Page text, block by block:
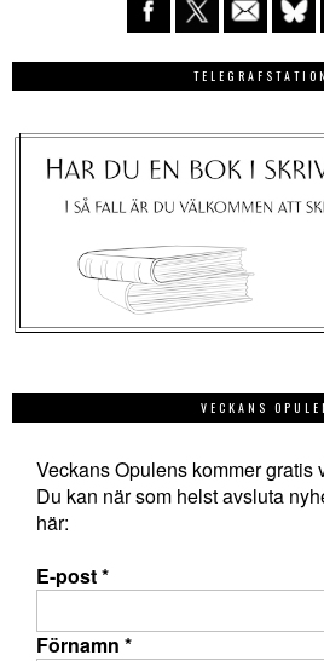
VECKANS
Veckans Opulens kommer gratis
Du kan när som helst avsluta
här:
E-post*
Förnamn *